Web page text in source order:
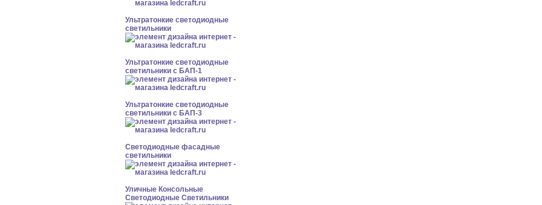
Ультратонкие светодиодные
светильники
Ультратонкие светодиодные
светильники с БАП-1
Ультратонкие светодиодные
светильники с БАП-3
Светодиодные фасадные
светильники
Уличные Консольные
Светодиодные Светильники